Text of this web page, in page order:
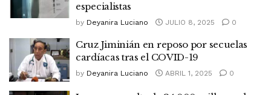
especialistas
by Deyanira Luciano JULIO 8, 2025 0
Cruz Jiminián en reposo por secuelas
cardíacas tras el COVID-19
by Deyanira Luciano ABRIL 1, 2025 0